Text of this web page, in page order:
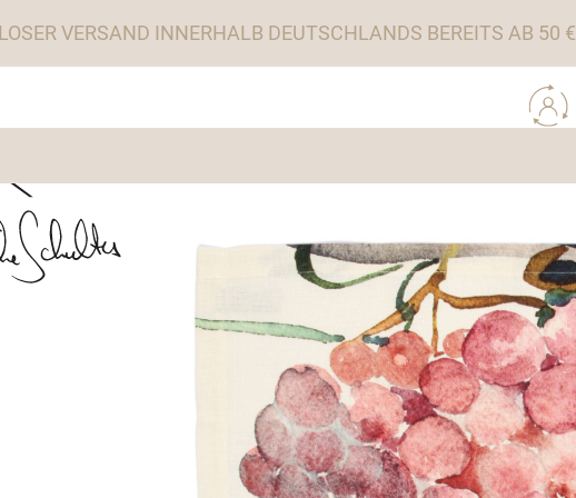
VERSAND INNERHALB DEUTSCHLANDS BEREITS AB 50 €